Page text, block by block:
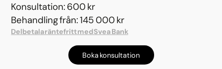
Konsultation: 600 kr
Behandling från: 145 000 kr
Delbetala räntefritt med Svea Bank
Boka konsultation